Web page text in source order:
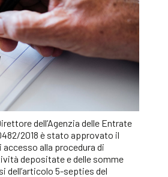
dell’Agenzia delle Entrate
2018 è stato approvato il
alla procedura di
depositate e delle somme
dell’articolo 5-septies del